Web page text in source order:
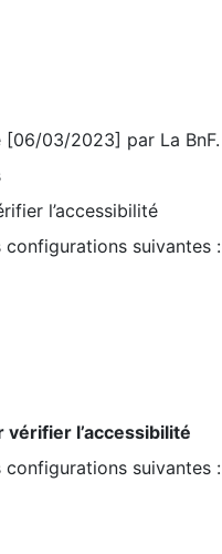
03/2023] par La BnF.
l’accessibilité
suivantes :
l’accessibilité
suivantes :